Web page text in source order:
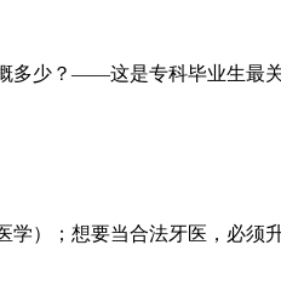
多少？——这是专科毕业生最
）；想要当合法牙医，必须